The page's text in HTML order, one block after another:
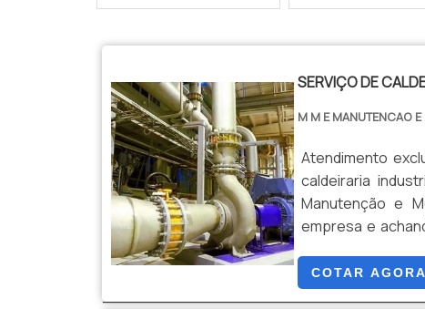
SERVIÇO DE
M M E MANUTENCAO
Atendimento
caldeiraria
Manutenção e
empresa e
caldeiraria
e Montagem.
COTAR AGORA